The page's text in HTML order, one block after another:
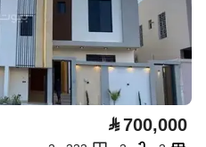
⃁700,000